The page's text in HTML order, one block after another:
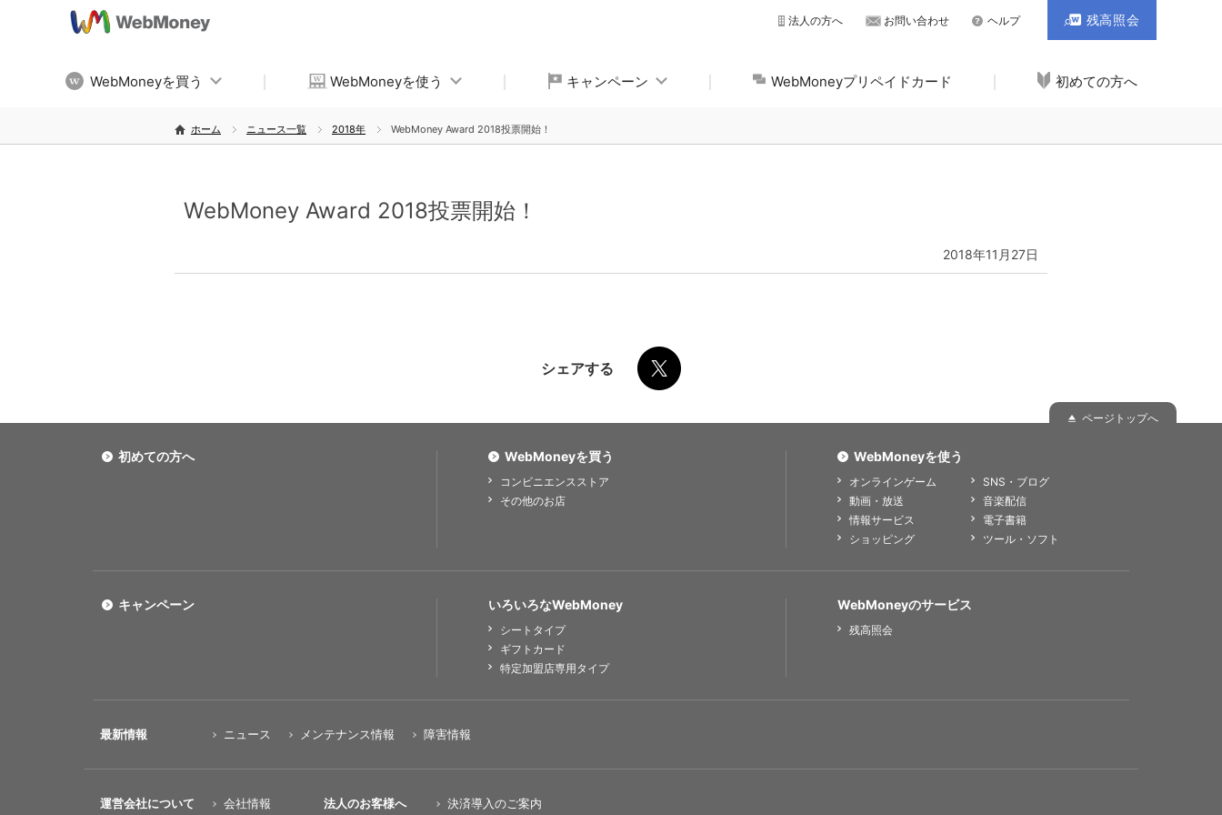
WebMoneyを買う WebMoneyを使う キャンペーン WebMoneyプリペイドカード 初めての方へ
法人の方へ お問い合わせ ヘルプ 残高照会
ホーム ニュース一覧 2018年 WebMoney Award 2018投票開始！
WebMoney Award 2018投票開始！
2018年11月27日
シェアする
ページトップへ
初めての方へ WebMoneyを買う
コンビニエンスストア
その他のお店
WebMoneyを使う
オンラインゲーム
SNS・ブログ
動画・放送
音楽配信
情報サービス
電子書籍
ショッピング
ツール・ソフト
いろいろなWebMoney
シートタイプ
ギフトカード
特定加盟店専用タイプ
キャンペーン WebMoneyのサービス
残高照会
最新情報 ニュース メンテナンス情報 障害情報
運営会社について 会社情報 法人のお客様へ 決済導入のご案内